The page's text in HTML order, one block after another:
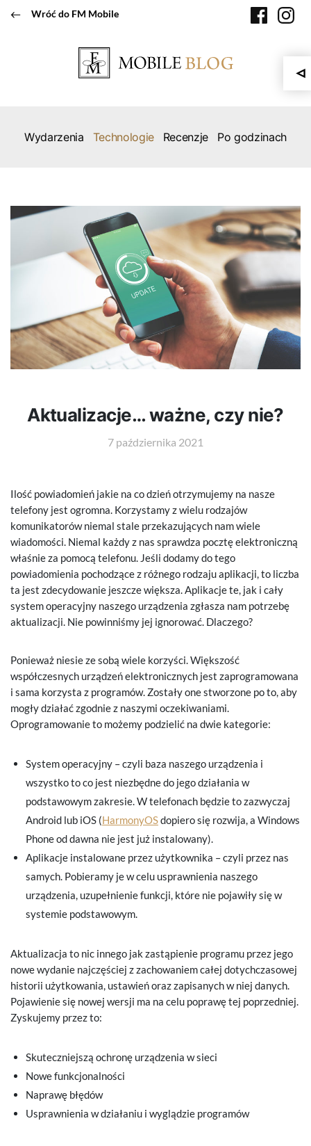
Wróć do FM Mobile facebook
Wydarzenia Technologie Recenzje Po godzinach
Aktualizacje… ważne, czy nie?
7 października 2021
Ilość powiadomień jakie na co dzień otrzymujemy na nasze
telefony jest ogromna. Korzystamy z wielu rodzajów
komunikatorów niemal stale przekazujących nam wiele
wiadomości. Niemal każdy z nas sprawdza pocztę elektroniczną
właśnie za pomocą telefonu. Jeśli dodamy do tego
powiadomienia pochodzące z różnego rodzaju aplikacji, to liczba
ta jest zdecydowanie jeszcze większa. Aplikacje te, jak i cały
system operacyjny naszego urządzenia zgłasza nam potrzebę
aktualizacji. Nie powinniśmy jej ignorować. Dlaczego?
Ponieważ niesie ze sobą wiele korzyści. Większość
współczesnych urządzeń elektronicznych jest zaprogramowana
i sama korzysta z programów. Zostały one stworzone po to, aby
mogły działać zgodnie z naszymi oczekiwaniami.
Oprogramowanie to możemy podzielić na dwie kategorie:
System operacyjny – czyli baza naszego urządzenia i
wszystko to co jest niezbędne do jego działania w
podstawowym zakresie. W telefonach będzie to zazwyczaj
Android lub iOS (HarmonyOSdopiero się rozwija, a Windows
Phone od dawna nie jest już instalowany).
Aplikacje instalowane przez użytkownika – czyli przez nas
samych. Pobieramy je w celu usprawnienia naszego
urządzenia, uzupełnienie funkcji, które nie pojawiły się w
systemie podstawowym.
Aktualizacja to nic innego jak zastąpienie programu przez jego
nowe wydanie najczęściej z zachowaniem całej dotychczasowej
historii użytkowania, ustawień oraz zapisanych w niej danych.
Pojawienie się nowej wersji ma na celu poprawę tej poprzedniej.
Zyskujemy przez to:
Skuteczniejszą ochronę urządzenia w sieci
Nowe funkcjonalności
Naprawę błędów
Usprawnienia w działaniu i wyglądzie programów